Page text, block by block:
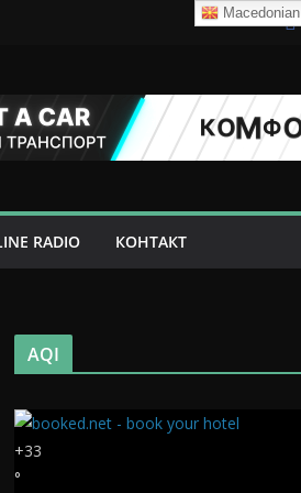
RADIO КОНТАКТ
AQI
+33
°
Macedonian